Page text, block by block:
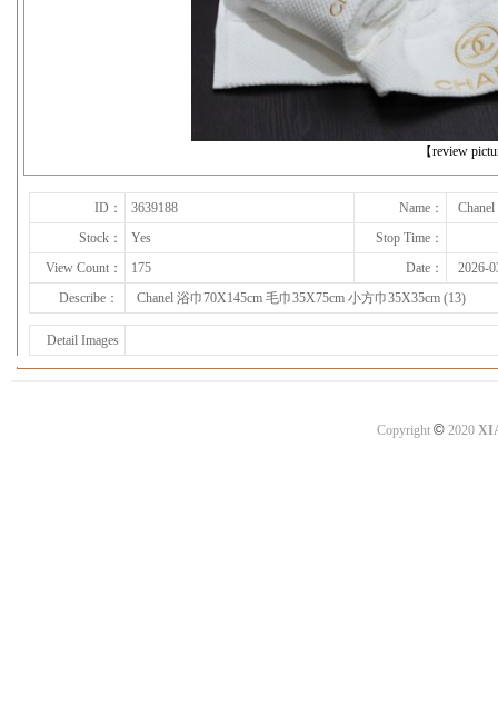
【review
下一张
ID： 3639188 Name：
Stock：
Yes
Stop Time：
View Count：
175 Date：
2026-
Describe：
Chanel 浴巾70X145cm 毛巾35X75cm 小方巾35X35cm (13)
Detail Images
Copyright ©2020